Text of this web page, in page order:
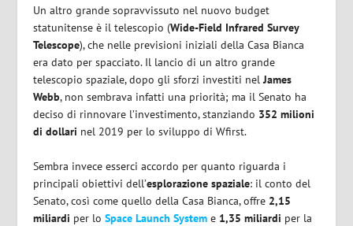
Un altro grande sopravvissuto nel nuovo budget
statunitense è il telescopio(Wide-Field Infrared Survey
Telescope), che nelle previsioni iniziali della Casa Bianca
era dato per spacciato. Il lancio di un altro grande
telescopio spaziale, dopo gli sforzi investiti nelJames
Webb, non sembrava infatti una priorità; ma il Senato ha
deciso di rinnovare l’investimento, stanziando 352 milioni
di dollari nel 2019 per lo sviluppo di Wfirst.
Sembra invece esserci accordo per quanto riguarda i
principali obiettivi dell’esplorazione spaziale: il conto del
Senato, così come quello della Casa Bianca, offre 2,15
miliardi per loSpace Launch System e 1,35 miliardi per la